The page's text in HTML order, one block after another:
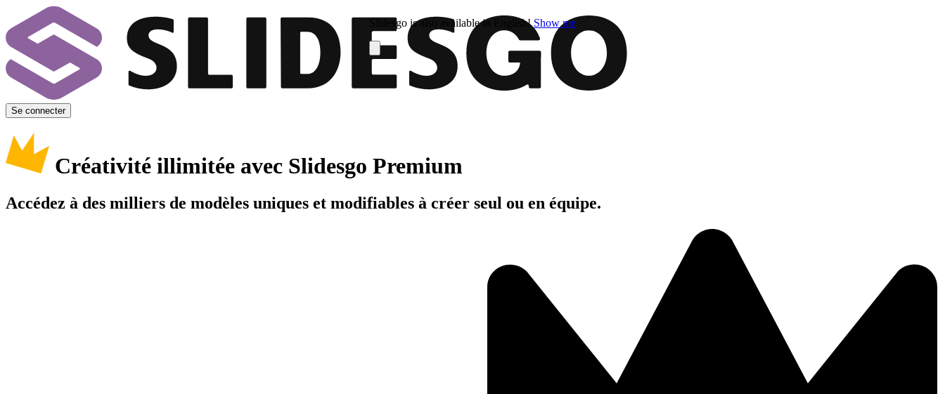
Slidesgo is also available in English! Show me
Se connecter
Créativité illimitée avec Slidesgo Premium
Accédez à des milliers de modèles uniques et modifiables à créer seul ou en équipe.